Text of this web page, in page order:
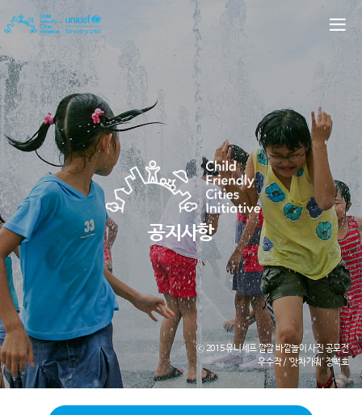
공지사항
ⓒ 2015 유니세프 깔깔 바깥놀이 사진 공모전
우수작 / '앗차가워' 정백호